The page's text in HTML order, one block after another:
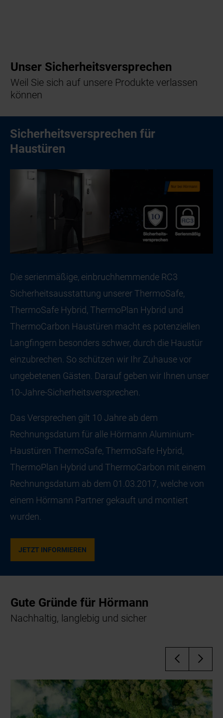
Unser Sicherheitsversprechen
Weil Sie sich auf unsere Produkte verlassen
können
Sicherheitsversprechen für
Haustüren
Die serienmäßige, einbruchhemmende RC3
Sicherheitsausstattung unserer ThermoSafe,
ThermoSafe Hybrid, ThermoPlan Hybrid und
ThermoCarbon Haustüren macht es potenziellen
Langfingern besonders schwer, durch die Haustür
einzubrechen. So schützen wir Ihr Zuhause vor
ungebetenen Gästen. Darauf geben wir Ihnen unser
10-Jahre-Sicherheitsversprechen.
Das Versprechen gilt 10 Jahre ab dem
Rechnungsdatum für alle Hörmann Aluminium-
Haustüren ThermoSafe, ThermoSafe Hybrid,
ThermoPlan Hybrid und ThermoCarbon mit einem
Rechnungsdatum ab dem 01.03.2017, welche von
einem Hörmann Partner gekauft und montiert
wurden.
JETZT INFORMIEREN
Gute Gründe für Hörmann
Nachhaltig, langlebig und sicher